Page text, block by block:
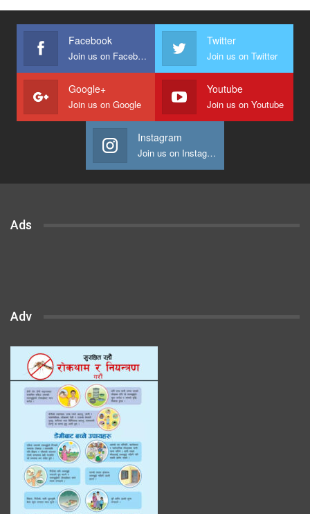
Facebook
Join us on Facebook
Twitter
Join us on Twitter
Google+
Join us on Google
Youtube
Join us on Youtube
Instagram
Join us on Instagram
Ads
Adv